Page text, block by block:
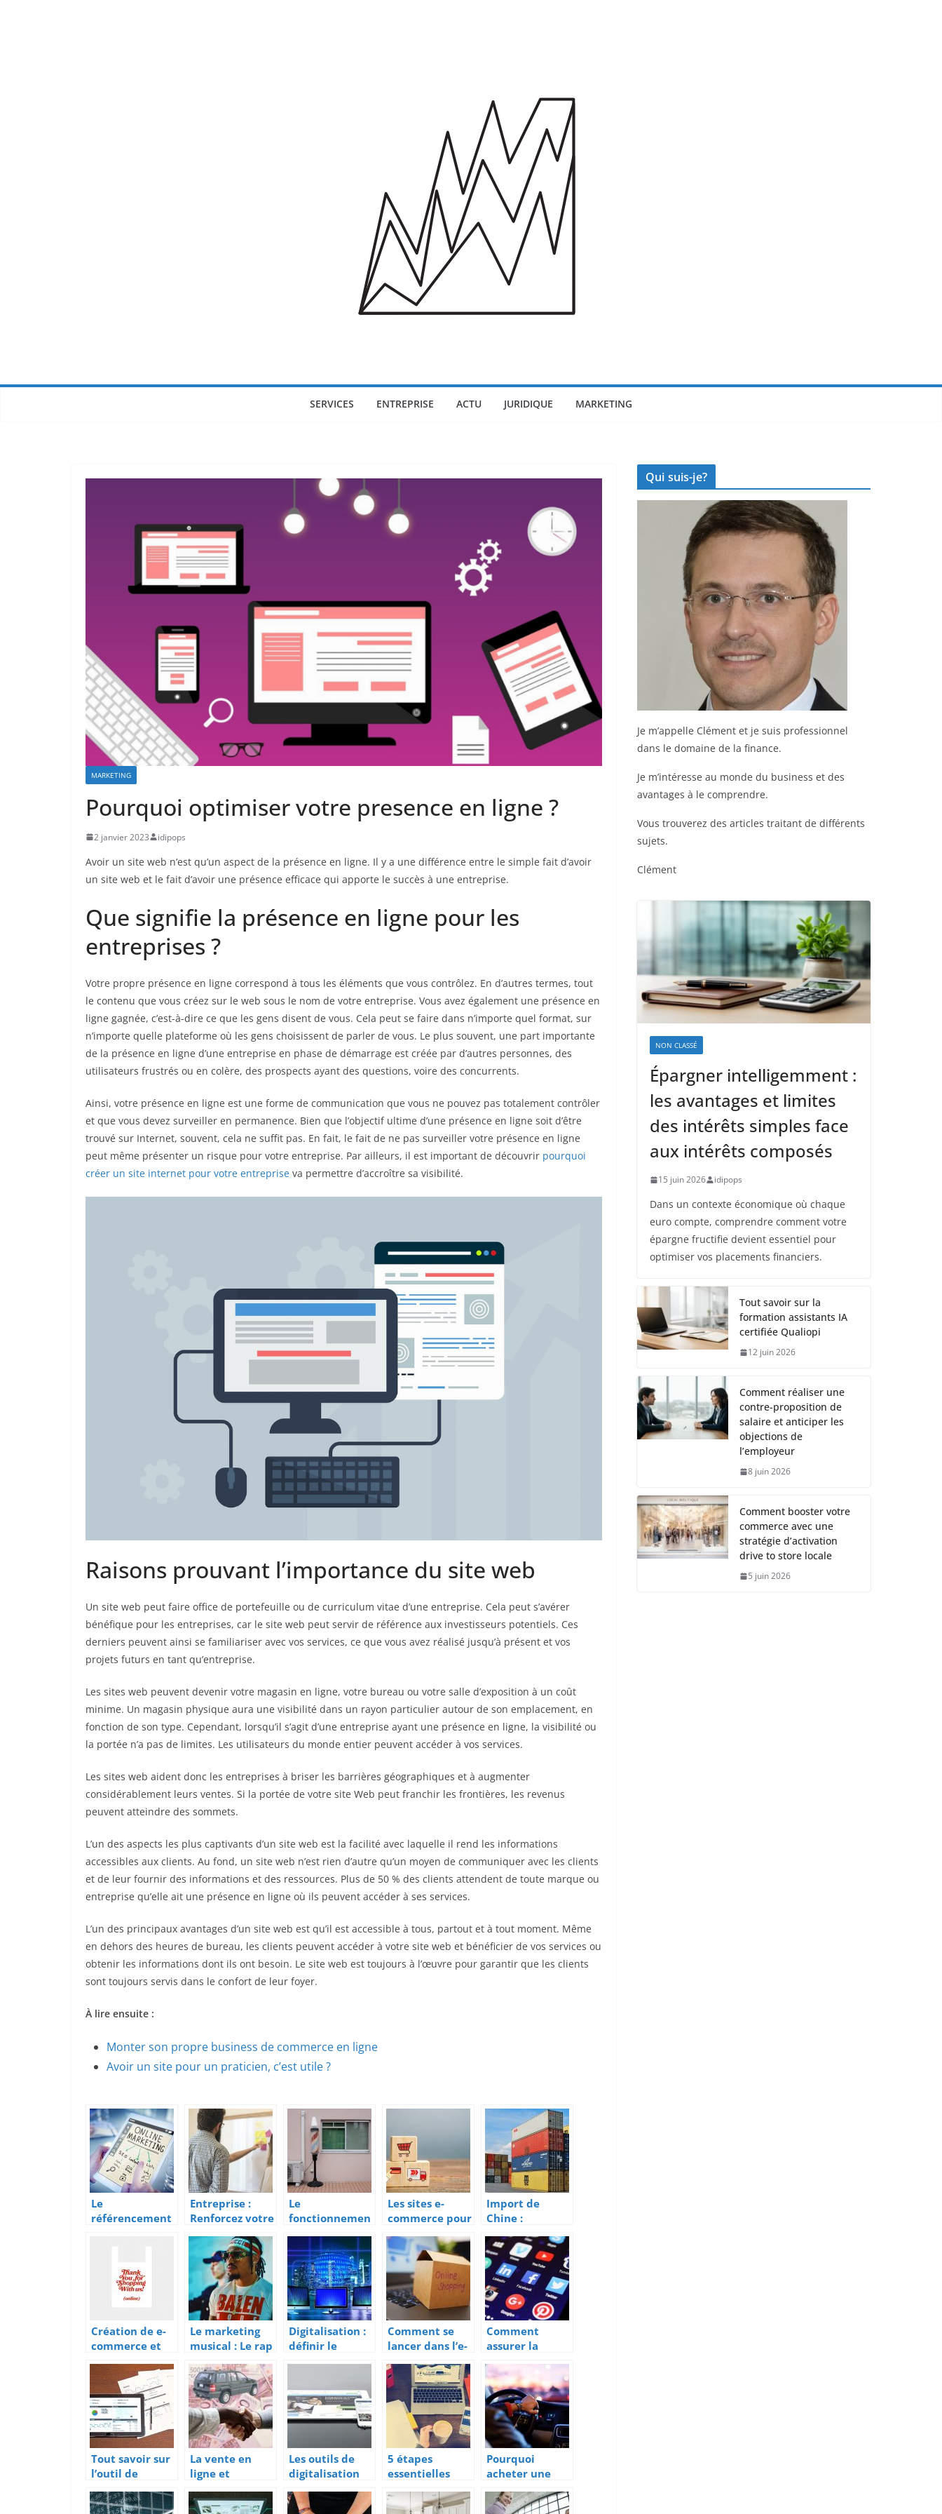
SERVICES ENTREPRISE ACTU JURIDIQUE MARKETING
MARKETING
Pourquoi optimiser votre presence en ligne ?
2 janvier 2023 idipops
Avoir un site web n’est qu’un aspect de la présence en ligne. Il y a une différence entre le simple fait d’avoir
un site web et le fait d’avoir une présence efficace qui apporte le succès à une entreprise.
Que signifie la présence en ligne pour les
entreprises ?
Votre propre présence en ligne correspond à tous les éléments que vous contrôlez. En d’autres termes, tout
le contenu que vous créez sur le web sous le nom de votre entreprise. Vous avez également une présence en
ligne gagnée, c’est-à-dire ce que les gens disent de vous. Cela peut se faire dans n’importe quel format, sur
n’importe quelle plateforme où les gens choisissent de parler de vous. Le plus souvent, une part importante
de la présence en ligne d’une entreprise en phase de démarrage est créée par d’autres personnes, des
utilisateurs frustrés ou en colère, des prospects ayant des questions, voire des concurrents.
Ainsi, votre présence en ligne est une forme de communication que vous ne pouvez pas totalement contrôler
et que vous devez surveiller en permanence. Bien que l’objectif ultime d’une présence en ligne soit d’être
trouvé sur Internet, souvent, cela ne suffit pas. En fait, le fait de ne pas surveiller votre présence en ligne
peut même présenter un risque pour votre entreprise. Par ailleurs, il est important de découvrir pourquoi
créer un site internet pour votre entreprise va permettre d’accroître sa visibilité.
Raisons prouvant l’importance du site web
Un site web peut faire office de portefeuille ou de curriculum vitae d’une entreprise. Cela peut s’avérer
bénéfique pour les entreprises, car le site web peut servir de référence aux investisseurs potentiels. Ces
derniers peuvent ainsi se familiariser avec vos services, ce que vous avez réalisé jusqu’à présent et vos
projets futurs en tant qu’entreprise.
Les sites web peuvent devenir votre magasin en ligne, votre bureau ou votre salle d’exposition à un coût
minime. Un magasin physique aura une visibilité dans un rayon particulier autour de son emplacement, en
fonction de son type. Cependant, lorsqu’il s’agit d’une entreprise ayant une présence en ligne, la visibilité ou
la portée n’a pas de limites. Les utilisateurs du monde entier peuvent accéder à vos services.
Les sites web aident donc les entreprises à briser les barrières géographiques et à augmenter
considérablement leurs ventes. Si la portée de votre site Web peut franchir les frontières, les revenus
peuvent atteindre des sommets.
L’un des aspects les plus captivants d’un site web est la facilité avec laquelle il rend les informations
accessibles aux clients. Au fond, un site web n’est rien d’autre qu’un moyen de communiquer avec les clients
et de leur fournir des informations et des ressources. Plus de 50 % des clients attendent de toute marque ou
entreprise qu’elle ait une présence en ligne où ils peuvent accéder à ses services.
L’un des principaux avantages d’un site web est qu’il est accessible à tous, partout et à tout moment. Même
en dehors des heures de bureau, les clients peuvent accéder à votre site web et bénéficier de vos services ou
obtenir les informations dont ils ont besoin. Le site web est toujours à l’œuvre pour garantir que les clients
sont toujours servis dans le confort de leur foyer.
À lire ensuite :
Monter son propre business de commerce en ligne
Avoir un site pour un praticien, c’est utile ?
Le
référencement
Entreprise :
Renforcez votre
autorité et
créez la
confiance
Le
fonctionnemen
t de la
climatisation
Les sites e-
commerce pour
spécialistes
Import de
Chine :
Comment
trouver un
grossiste ?
Création de e-
commerce et
utiliser la
recommandati
on de produits
Le marketing
musical : Le rap
un canal de
placement
Digitalisation :
définir le
processus de
numérique
Comment se
lancer dans l’e-
commerce ?
Comment
assurer la
communication
digitale de
votre
entreprise?
Tout savoir sur
l’outil de
gestion de
projet Tuleap
La vente en
ligne et
l’univers de
l’automobile
Les outils de
digitalisation
d’une
entreprise
5 étapes
essentielles
pour bien
démarrer en
Pourquoi
acheter une
voiture
d’occasion ?
Qui suis-je?
Je m’appelle Clément et je suis professionnel
dans le domaine de la finance.
Je m’intéresse au monde du business et des
avantages à le comprendre.
Vous trouverez des articles traitant de différents
sujets.
Clément
NON CLASSÉ
Épargner intelligemment :
les avantages et limites
des intérêts simples face
aux intérêts composés
15 juin 2026 idipops
Dans un contexte économique où chaque
euro compte, comprendre comment votre
épargne fructifie devient essentiel pour
optimiser vos placements financiers.
Tout savoir sur la
formation assistants IA
certifiée Qualiopi
12 juin 2026
Comment réaliser une
contre-proposition de
salaire et anticiper les
objections de
l’employeur
8 juin 2026
Comment booster votre
commerce avec une
stratégie d’activation
drive to store locale
5 juin 2026